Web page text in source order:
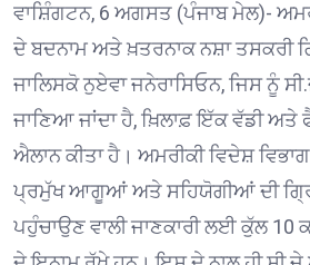
ਵਾਸ਼ਿੰਗਟਨ, 6 ਅਗਸਤ (ਪੰਜਾਬ ਮੇਲ)-
ਦੇ ਬਦਨਾਮ ਅਤੇ ਖ਼ਤਰਨਾਕ ਨਸ਼ਾ ਤਸਕਰੀ
ਜਾਲਿਸਕੋ ਨੁਏਵਾ ਜਨੇਰਾਸਿਓਨ, ਜਿਸ ਨੂੰ
ਜਾਣਿਆ ਜਾਂਦਾ ਹੈ, ਖ਼ਿਲਾਫ਼ ਇੱਕ ਵੱਡੀ ਅਤੇ
ਐਲਾਨ ਕੀਤਾ ਹੈ। ਅਮਰੀਕੀ ਵਿਦੇਸ਼
ਪ੍ਰਮੁੱਖ ਆਗੂਆਂ ਅਤੇ ਸਹਿਯੋਗੀਆਂ ਦੀ
ਪਹੁੰਚਾਉਣ ਵਾਲੀ ਜਾਣਕਾਰੀ ਲਈ ਕੁੱਲ 10